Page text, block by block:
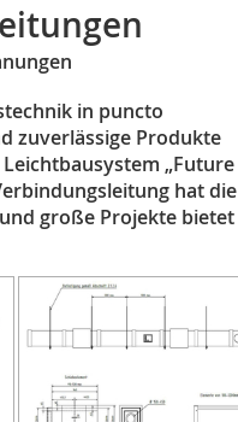
in puncto
zuverlässige Produkte
„Future
hat die
große Projekte bietet